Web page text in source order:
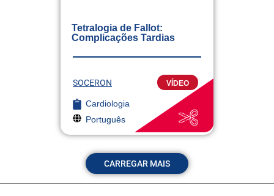
Tetralogia de Fallot:
Complicações Tardias
SOCERON VÍDEO
Cardiologia
Português
CARREGAR MAIS